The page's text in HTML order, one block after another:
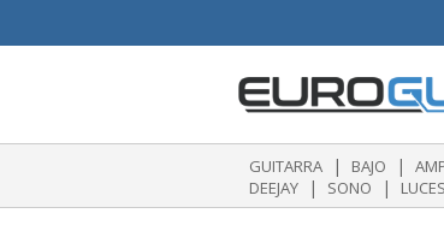
GUITARRA | BAJO |
DEEJAY | SONO | LUCES